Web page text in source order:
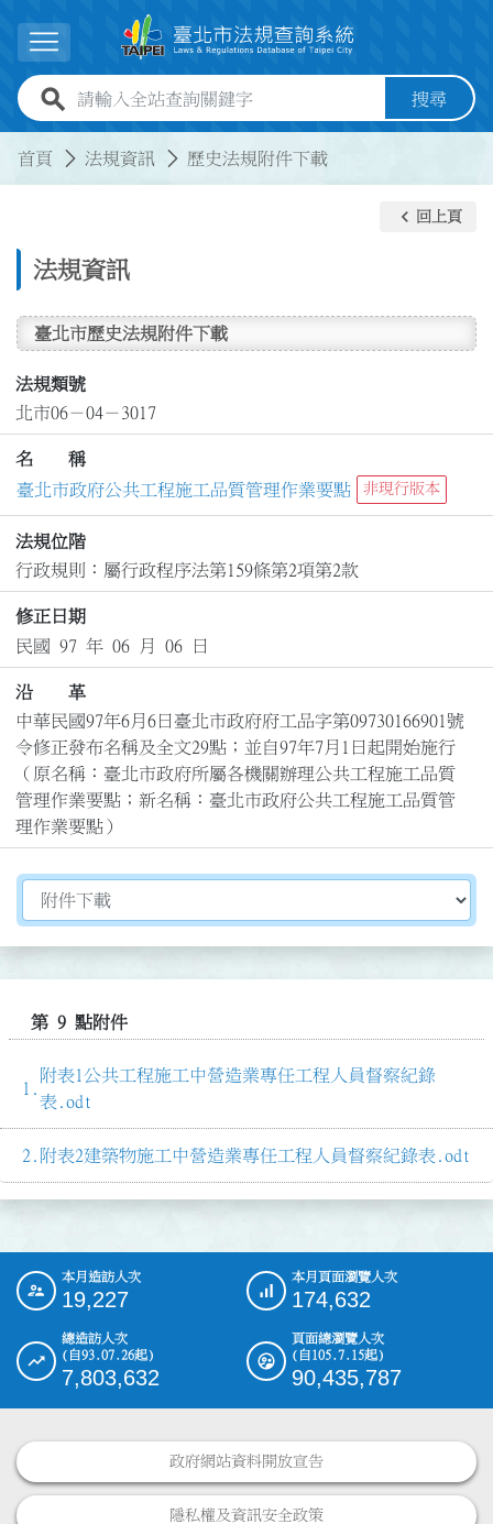
展開選單
全站查詢關鍵字欄位 搜尋
首頁 法規資訊 歷史法規附件下載
法規資訊
keyboard_arrow_left 回上頁
臺北市歷史法規附件下載
法規類號
北市06－04－3017
名 稱
臺北市政府公共工程施工品質管理作業要點
非現行版本
法規位階
行政規則：屬行政程序法第159條第2項第2款
修正日期
民國 97 年 06 月 06 日
沿 革
中華民國97年6月6日臺北市政府府工品字第09730166901號
令修正發布名稱及全文29點；並自97年7月1日起開始施行
（原名稱：臺北市政府所屬各機關辦理公共工程施工品質
管理作業要點；新名稱：臺北市政府公共工程施工品質管
理作業要點）
切換選擇法規資訊內容
第 9 點附件
附表1公共工程施工中營造業專任工程人員督察紀錄
表.odt
附表2建築物施工中營造業專任工程人員督察紀錄表.odt
::: 本月造訪人次
19,227
本月頁面瀏覽人次
174,632
總造訪人次
(自93.07.26起)
7,803,632
頁面總瀏覽人次
(自105.7.15起)
90,435,787
政府網站資料開放宣告
隱私權及資訊安全政策